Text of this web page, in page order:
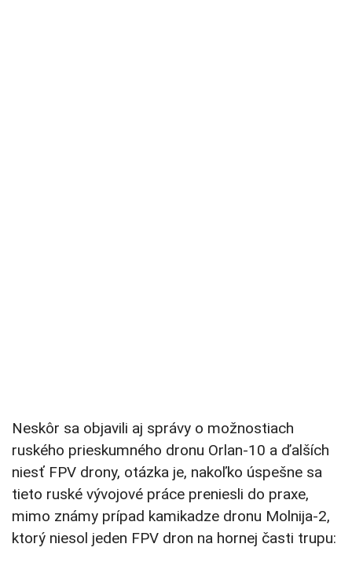
Neskôr sa objavili aj správy o možnostiach
ruského prieskumného dronu Orlan-10 a ďalších
niesť FPV drony, otázka je, nakoľko úspešne sa
tieto ruské vývojové práce preniesli do praxe,
mimo známy prípad kamikadze dronu Molnija-2,
ktorý niesol jeden FPV dron na hornej časti trupu: